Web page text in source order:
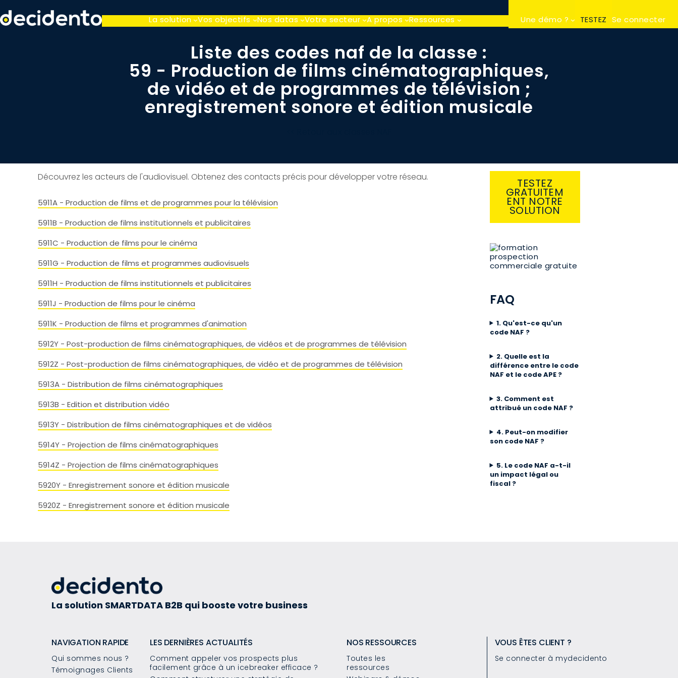
La solution Vos objectifs Nos datas Votre secteur A propos Ressources Une démo ? TESTEZ Se connecter
Liste des codes naf de la classe :
59 - Production de films cinématographiques,
de vidéo et de programmes de télévision ;
enregistrement sonore et édition musicale
Découvrez les acteurs de l'audiovisuel. Obtenez des contacts précis pour développer votre réseau.
5911A - Production de films et de programmes pour la télévision
5911B - Production de films institutionnels et publicitaires
5911C - Production de films pour le cinéma
5911G - Production de films et programmes audiovisuels
5911H - Production de films institutionnels et publicitaires
5911J - Production de films pour le cinéma
5911K - Production de films et programmes d'animation
5912Y - Post-production de films cinématographiques, de vidéos et de programmes de télévision
5912Z - Post-production de films cinématographiques, de vidéo et de programmes de télévision
5913A - Distribution de films cinématographiques
5913B - Edition et distribution vidéo
5913Y - Distribution de films cinématographiques et de vidéos
5914Y - Projection de films cinématographiques
5914Z - Projection de films cinématographiques
5920Y - Enregistrement sonore et édition musicale
5920Z - Enregistrement sonore et édition musicale
TESTEZ
GRATUITEM
ENT NOTRE
SOLUTION
FAQ
1. Qu'est-ce qu'un
code NAF ?
2. Quelle est la
différence entre le code
NAF et le code APE ?
3. Comment est
attribué un code NAF ?
4. Peut-on modifier
son code NAF ?
5. Le code NAF a-t-il
un impact légal ou
fiscal ?
La solution SMARTDATA B2B qui booste votre business
NAVIGATION RAPIDE
Qui sommes nous ?
Témoignages Clients
LES DERNIÈRES ACTUALITÉS
Comment appeler vos prospects plus
facilement grâce à un icebreaker efficace ?
NOS RESSOURCES
Toutes les
ressources
VOUS ÊTES CLIENT ?
Se connecter à mydecidento